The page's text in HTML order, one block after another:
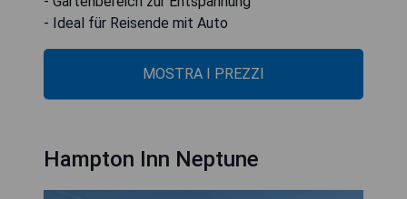
- Ideal für Reisende mit Auto
MOSTRA I PREZZI
Hampton Inn Neptune